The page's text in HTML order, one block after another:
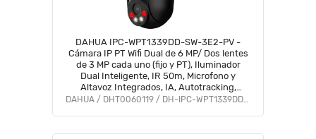
DAHUA IPC-WPT1339DD-SW-3E2-PV -
Cámara IP PT Wifi Dual de 6 MP/ Dos lentes
de 3 MP cada uno (fijo y PT), Iluminador
Dual Inteligente, IR 50m, Microfono y
Altavoz Integrados, IA, Autotracking,
Disuasión activa, Ranura MicroSD,
DAHUA / DHT0060119 / DH-IPC-WPT1339DD-SW-3E2-PV